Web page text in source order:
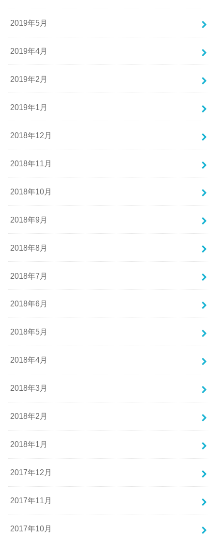
2019年5月
2019年4月
2019年2月
2019年1月
2018年12月
2018年11月
2018年10月
2018年9月
2018年8月
2018年7月
2018年6月
2018年5月
2018年4月
2018年3月
2018年2月
2018年1月
2017年12月
2017年11月
2017年10月